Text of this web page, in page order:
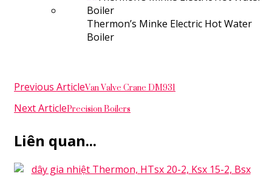
Thermon’s Minke Electric Hot Water
Boiler
Post
Navigation
Previous ArticleVan Valve Crane DM931
Next ArticlePrecision Boilers
Liên quan...